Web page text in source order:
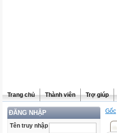
Trang chủ Thành viên Trợ giúp
ĐĂNG NHẬP
Tên truy nhập
Gốc